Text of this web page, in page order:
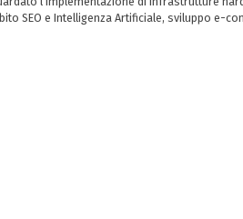
SEO e Intelligenza Artificiale, sviluppo e-